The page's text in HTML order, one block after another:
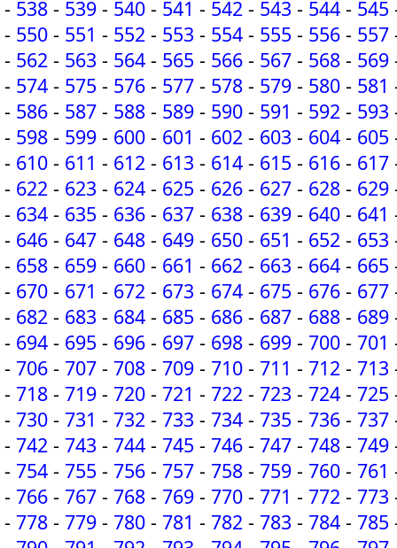
- 538 - 539 - 540 - 541 - 542 - 543 - 544 - 545
- 550 - 551 - 552 - 553 - 554 - 555 - 556 - 557
- 562 - 563 - 564 - 565 - 566 - 567 - 568 - 569
- 574 - 575 - 576 - 577 - 578 - 579 - 580 - 581
- 586 - 587 - 588 - 589 - 590 - 591 - 592 - 593
- 598 - 599 - 600 - 601 - 602 - 603 - 604 - 605
- 610 - 611 - 612 - 613 - 614 - 615 - 616 - 617
- 622 - 623 - 624 - 625 - 626 - 627 - 628 - 629
- 634 - 635 - 636 - 637 - 638 - 639 - 640 - 641
- 646 - 647 - 648 - 649 - 650 - 651 - 652 - 653
- 658 - 659 - 660 - 661 - 662 - 663 - 664 - 665
- 670 - 671 - 672 - 673 - 674 - 675 - 676 - 677
- 682 - 683 - 684 - 685 - 686 - 687 - 688 - 689
- 694 - 695 - 696 - 697 - 698 - 699 - 700 - 701
- 706 - 707 - 708 - 709 - 710 - 711 - 712 - 713
- 718 - 719 - 720 - 721 - 722 - 723 - 724 - 725
- 730 - 731 - 732 - 733 - 734 - 735 - 736 - 737
- 742 - 743 - 744 - 745 - 746 - 747 - 748 - 749
- 754 - 755 - 756 - 757 - 758 - 759 - 760 - 761
- 766 - 767 - 768 - 769 - 770 - 771 - 772 - 773
- 778 - 779 - 780 - 781 - 782 - 783 - 784 - 785